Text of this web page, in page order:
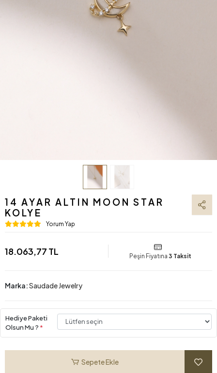
14 AYAR ALTIN MOON STAR
KOLYE
Yorum Yap
18.063,77 TL Peşin Fiyatına 3 Taksit
Marka:Saudade Jewelry
Hediye Paketi
Olsun Mu ? *
Sepete Ekle